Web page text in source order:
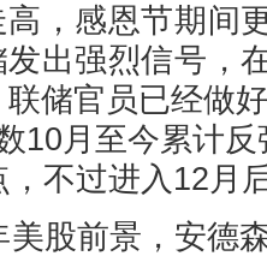
，感恩节期间
出强烈信号，
储官员已经做
10月至今累计
不过进入12月
前景，安德森